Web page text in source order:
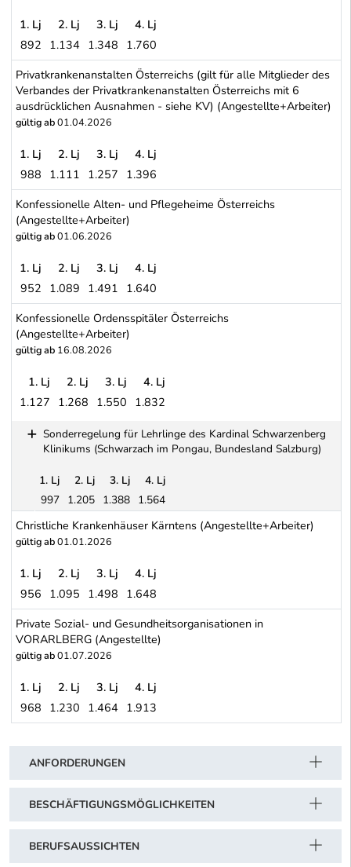
SOS-Kinderdörfer (Angestellte+Arbeiter)
1. Lj 2. Lj 3. Lj
4. Lj
892 1.134 1.348 1.760
Privatkrankenanstalten Österreichs (gilt für alle Mitglieder des
Verbandes der Privatkrankenanstalten Österreichs mit 6
ausdrücklichen Ausnahmen - siehe KV) (Angestellte+Arbeiter)
gültig ab01.04.2026
Privatkrankenanstalten Österreichs (gilt für alle Mitglieder des
1. Lj 2. Lj 3. Lj
4. Lj
988 1.111 1.257 1.396
Konfessionelle Alten- und Pflegeheime Österreichs
(Angestellte+Arbeiter)
gültig ab01.06.2026
Konfessionelle Alten- und Pflegeheime Österreichs
1. Lj 2. Lj 3. Lj
4. Lj
952 1.089 1.491 1.640
Konfessionelle Ordensspitäler Österreichs
(Angestellte+Arbeiter)
gültig ab 16.08.2026
1. Lj 2. Lj 3. Lj
4. Lj
1.127 1.268 1.550 1.832
Sonderregelung für Lehrlinge des Kardinal Schwarzenberg
Klinikums (Schwarzach im Pongau, Bundesland Salzburg)
Sonderregelung für Lehrlinge des Kardinal Schwarzenberg
1. Lj 2. Lj 3. Lj
4. Lj
997 1.205 1.388 1.564
Christliche Krankenhäuser Kärntens (Angestellte+Arbeiter)
gültig ab01.01.2026
Christliche Krankenhäuser Kärntens (Angestellte+Arbeiter)
1. Lj 2. Lj 3. Lj
4. Lj
956 1.095 1.498 1.648
Private Sozial- und Gesundheitsorganisationen in
VORARLBERG (Angestellte)
gültig ab01.07.2026
Private Sozial- und Gesundheitsorganisationen in VORARLBERG
1. Lj 2. Lj 3. Lj
4. Lj
968 1.230 1.464 1.913
ANFORDERUNGEN
BESCHÄFTIGUNGSMÖGLICHKEITEN
BERUFSAUSSICHTEN